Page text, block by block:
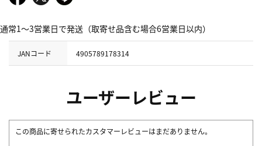
通常1～3営業日で発送（取寄せ品含む場合6営業日以内）
JANコード 4905789178314
ユーザーレビュー
この商品に寄せられたカスタマーレビューはまだありません。